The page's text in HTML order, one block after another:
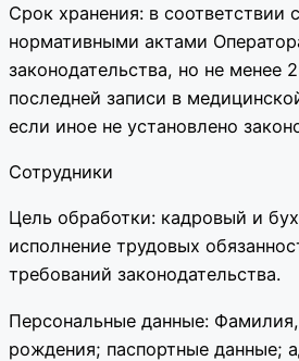
Срок хранения: в соответствии
нормативными актами
законодательства, но не менее
последней записи в
если иное не установлено
Сотрудники
Цель обработки: кадровый и
исполнение трудовых
требований законодательства.
Персональные данные:
рождения; паспортные данные;